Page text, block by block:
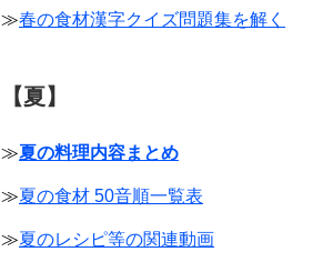
≫春の食材漢字クイズ問題集を解く
【夏】
≫夏の料理内容まとめ
≫夏の食材 50音順一覧表
≫夏のレシピ等の関連動画